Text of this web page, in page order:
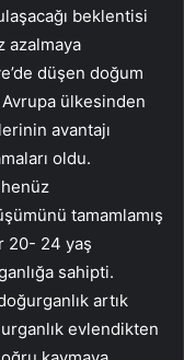
beklentisi
azalmaya
düşen doğum
Avrupa ülkesinden
avantajı
oldu.
tamamlamış
20- 24 yaş
sahipti.
artık
evlendikten